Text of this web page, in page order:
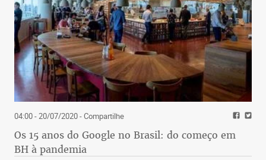
04:00 - 20/07/2020- Compartilhe
Os 15 anos do Google no Brasil: do começo em
BH à pandemia